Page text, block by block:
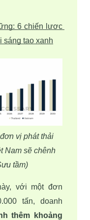
6 chiến lược
tạo xanh
vị phát thải
Nam sẽ chênh
tầm)
với một đơn
tấn, doanh
thêm khoảng